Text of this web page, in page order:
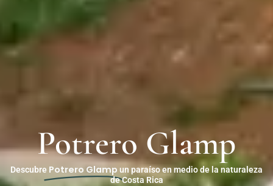
Potrero Glamp
Descubre Potrero Glamp un paraíso en medio de la naturaleza
de Costa Rica